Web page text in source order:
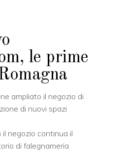
le prime
ampliato il negozio di
di nuovi spazi
il negozio continua il
di falegnameria